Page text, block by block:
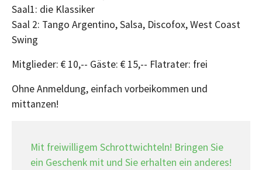
Saal1: die Klassiker
Saal 2: Tango Argentino, Salsa, Discofox, West Coast
Swing
Mitglieder: € 10,-- Gäste: € 15,-- Flatrater: frei
Ohne Anmeldung, einfach vorbeikommen und
mittanzen!
Mit freiwilligem Schrottwichteln! Bringen Sie
ein Geschenk mit und Sie erhalten ein anderes!